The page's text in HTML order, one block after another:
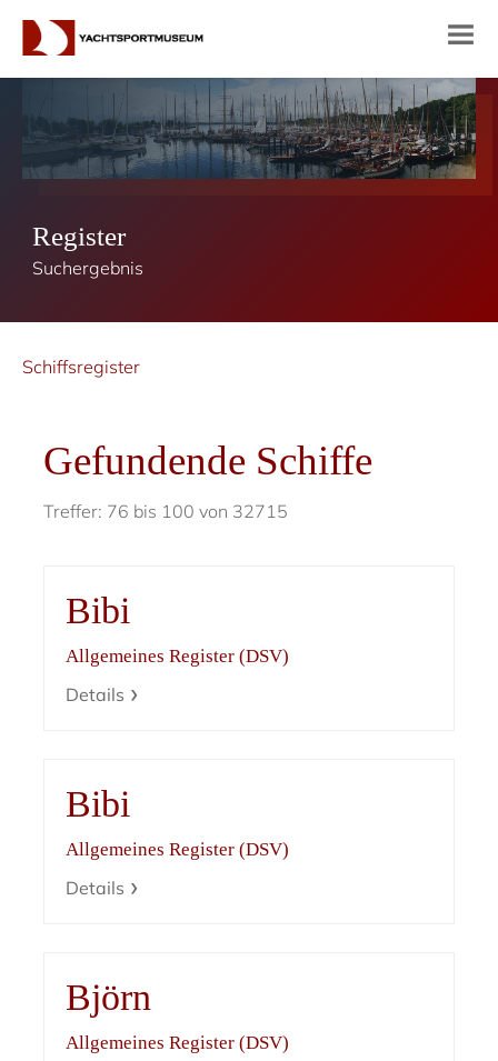
Register
Suchergebnis
Schiffsregister
Gefundende Schiffe
Treffer: 76 bis 100 von 32715
Bibi
Allgemeines Register (DSV)
Details
Bibi
Allgemeines Register (DSV)
Details
Björn
Allgemeines Register (DSV)